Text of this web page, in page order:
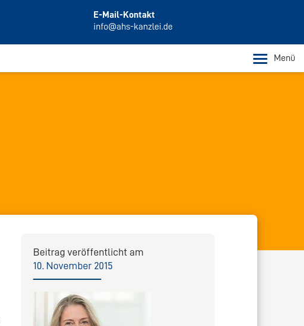
E-Mail-Kontakt
info@ahs-kanzlei.de
Menü
Beitrag veröffentlicht am
10. November 2015